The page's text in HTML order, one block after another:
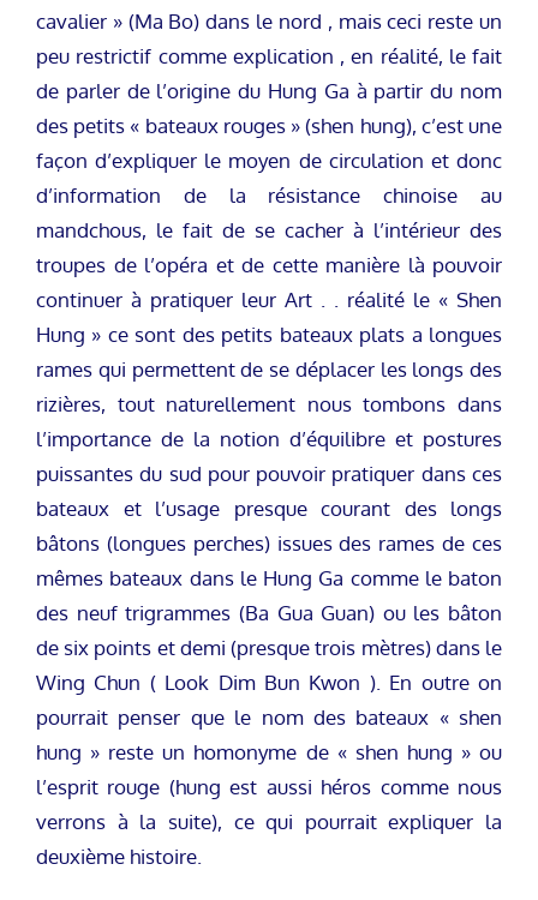
cavalier » (Ma Bo) dans le nord , mais ceci reste un
peu restrictif comme explication , en réalité, le fait
de parler de l’origine du Hung Ga à partir du nom
des petits « bateaux rouges » (shen hung), c’est une
façon d’expliquer le moyen de circulation et donc
d’information de la résistance chinoise au
mandchous, le fait de se cacher à l’intérieur des
troupes de l’opéra et de cette manière là pouvoir
continuer à pratiquer leur Art . . réalité le « Shen
Hung » ce sont des petits bateaux plats a longues
rames qui permettent de se déplacer les longs des
rizières, tout naturellement nous tombons dans
l’importance de la notion d’équilibre et postures
puissantes du sud pour pouvoir pratiquer dans ces
bateaux et l’usage presque courant des longs
bâtons (longues perches) issues des rames de ces
mêmes bateaux dans le Hung Ga comme le baton
des neuf trigrammes (Ba Gua Guan) ou les bâton
de six points et demi (presque trois mètres) dans le
Wing Chun ( Look Dim Bun Kwon ). En outre on
pourrait penser que le nom des bateaux « shen
hung » reste un homonyme de « shen hung » ou
l’esprit rouge (hung est aussi héros comme nous
verrons à la suite), ce qui pourrait expliquer la
deuxième histoire.